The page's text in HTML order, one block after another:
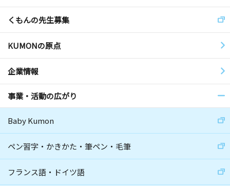
くもんの先生募集
KUMONの原点
企業情報
事業・活動の広がり
Baby Kumon
ペン習字・かきかた・筆ペン・毛筆
フランス語・ドイツ語